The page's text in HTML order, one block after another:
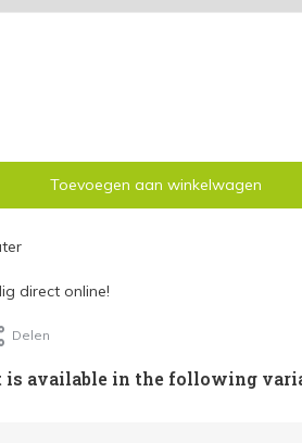
Toevoegen aan winkelwagen
direct online!
Delen
is available in the following